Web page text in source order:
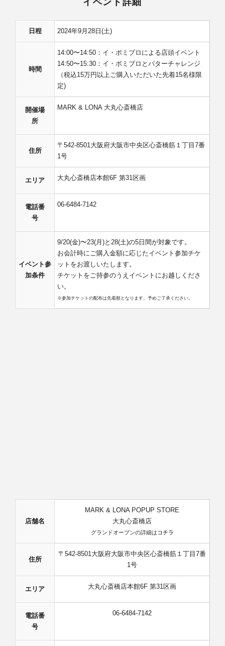
イベント詳細
日程 2024年9月28日(土)
時間
14:00〜14:50：イ・ボミプロによる店頭イベント
14:50〜15:30：イ・ボミプロとパターチャレンジ
（税込15万円以上ご購入いただいた先着15名様限
定)
開催場
所
MARK & LONA 大丸心斎橋店
住所
〒542-8501大阪府大阪市中央区心斎橋筋１丁目7番
1号
エリア 大丸心斎橋店本館6F 第31区画
電話番
号
06-6484-7142
イベント参
加条件
9/20(金)〜23(月)と28(土)の5日間が対象です。
お会計時にご購入金額に応じたイベント参加チケ
ットをお渡しいたします。
チケットをご持参のうえイベントにお越しくださ
い。
※参加チケットの配布は先着順となります。予めご了承ください。
店舗名
MARK & LONA POPUP STORE
大丸心斎橋店
グランドオープンの詳細は コチラ
住所
〒542-8501大阪府大阪市中央区心斎橋筋１丁目7番
1号
エリア 大丸心斎橋店本館6F 第31区画
電話番
号
06-6484-7142